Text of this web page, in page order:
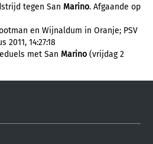
tegen San Marino. Afgaande op
en Wijnaldum in Oranje; PSV
2011, 14:27:18
met San Marino (vrijdag 2